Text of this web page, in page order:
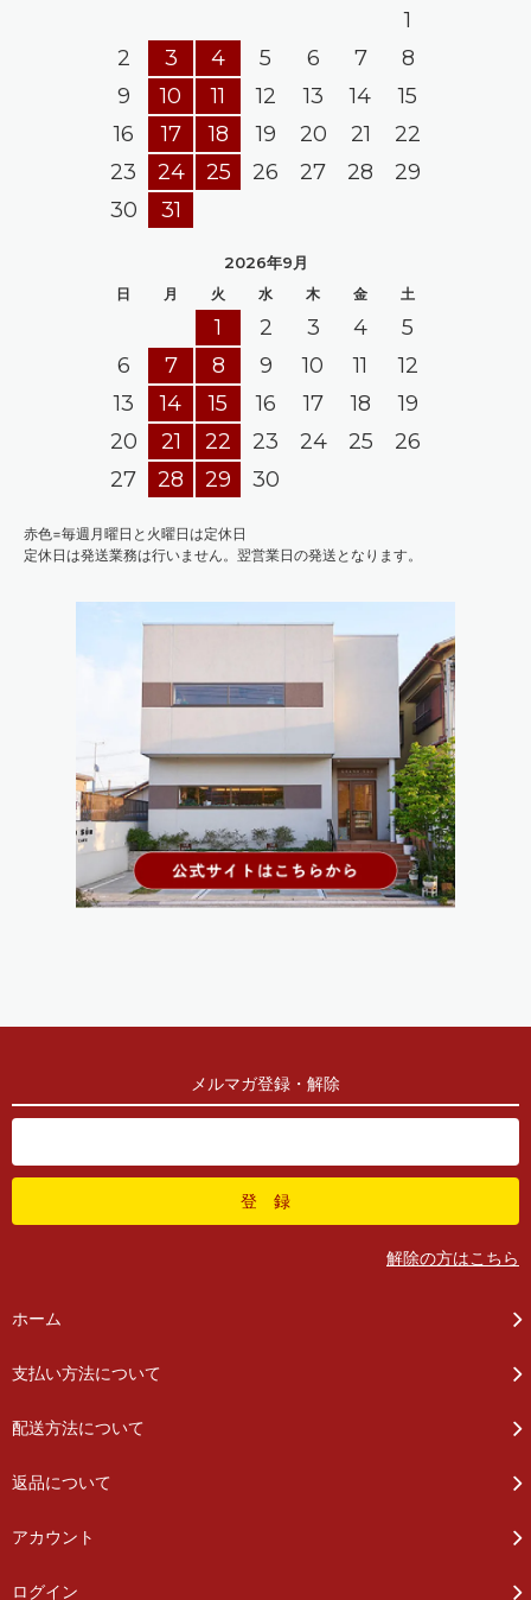
1
2
3 4 5 6 7
8
9
10 11 12 13 14
15
16
17 18 19 20 21
22
23
24 25 26 27 28
29
30
31
2026年9月
日 月 火 水 木 金 土
1 2 3 4
5
6
7 8 9 10 11
12
13
14 15 16 17 18
19
20
21 22 23 24 25
26
27
28 29 30
赤色=毎週月曜日と火曜日は定休日
定休日は発送業務は行いません。翌営業日の発送となります。
メルマガ登録・解除
解除の方はこちら
ホーム
支払い方法について
配送方法について
返品について
アカウント
ログイン